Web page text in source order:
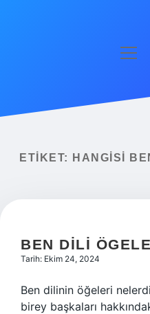
Yasal Uyarı
ETIKET: HANGISI
BEN DILI
Tarih: Ekim 24, 2024
Ben dilinin öğeleri
birey başkaları